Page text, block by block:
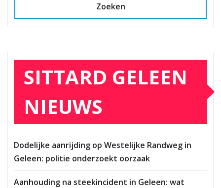
Zoeken
SITTARD GELEEN
NIEUWS
Dodelijke aanrijding op Westelijke Randweg in
Geleen: politie onderzoekt oorzaak
Aanhouding na steekincident in Geleen: wat